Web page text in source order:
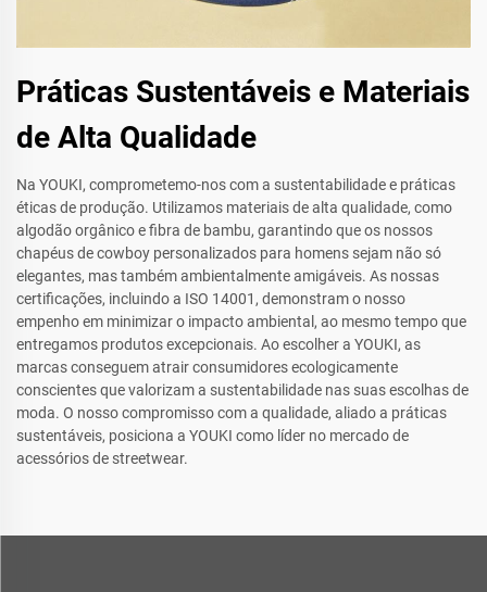
Práticas Sustentáveis e Materiais
de Alta Qualidade
Na YOUKI, comprometemo-nos com a sustentabilidade e práticas
éticas de produção. Utilizamos materiais de alta qualidade, como
algodão orgânico e fibra de bambu, garantindo que os nossos
chapéus de cowboy personalizados para homens sejam não só
elegantes, mas também ambientalmente amigáveis. As nossas
certificações, incluindo a ISO 14001, demonstram o nosso
empenho em minimizar o impacto ambiental, ao mesmo tempo que
entregamos produtos excepcionais. Ao escolher a YOUKI, as
marcas conseguem atrair consumidores ecologicamente
conscientes que valorizam a sustentabilidade nas suas escolhas de
moda. O nosso compromisso com a qualidade, aliado a práticas
sustentáveis, posiciona a YOUKI como líder no mercado de
acessórios de streetwear.